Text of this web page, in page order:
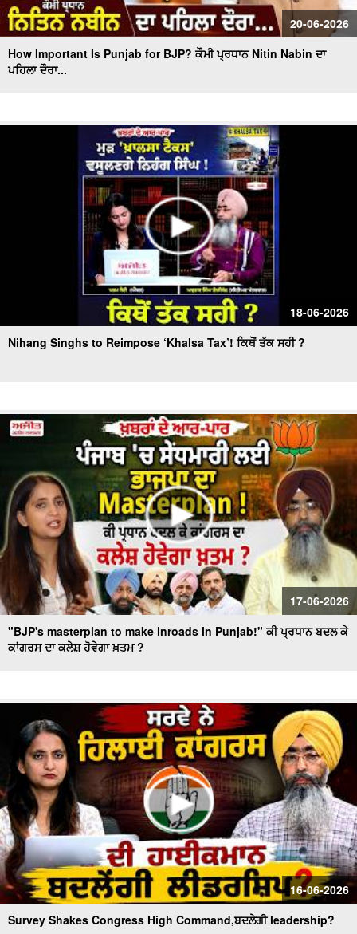
20-06-2026
How Important Is Punjab for BJP? ਕੌਮੀ ਪ੍ਰਧਾਨ Nitin Nabin ਦਾ
ਪਹਿਲਾ ਦੌਰਾ...
18-06-2026
Nihang Singhs to Reimpose ‘Khalsa Tax’! ਕਿਥੋਂ ਤੱਕ ਸਹੀ ?
17-06-2026
"BJP's masterplan to make inroads in Punjab!" ਕੀ ਪ੍ਰਧਾਨ ਬਦਲ ਕੇ
ਕਾਂਗਰਸ ਦਾ ਕਲੇਸ਼ ਹੋਵੇਗਾ ਖ਼ਤਮ ?
16-06-2026
Survey Shakes Congress High Command,ਬਦਲੇਗੀ leadership?